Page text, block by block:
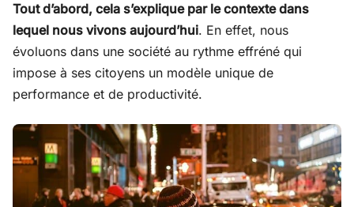
Tout d’abord, cela s’explique par le contexte dans
lequel nous vivons aujourd’hui. En effet, nous
évoluons dans une société au rythme effréné qui
impose à ses citoyens un modèle unique de
performance et de productivité.